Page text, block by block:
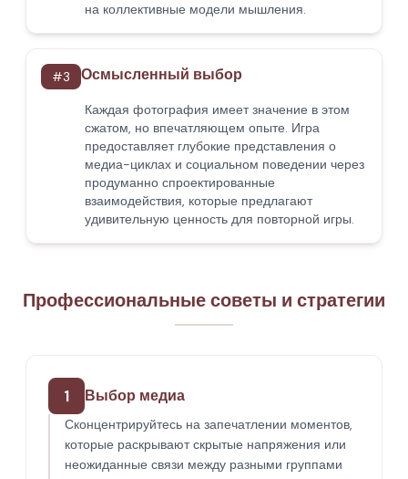
на коллективные модели мышления.
#3 Осмысленный выбор
Каждая фотография имеет значение в этом
сжатом, но впечатляющем опыте. Игра
предоставляет глубокие представления о
медиа-циклах и социальном поведении через
продуманно спроектированные
взаимодействия, которые предлагают
удивительную ценность для повторной игры.
Профессиональные советы и стратегии
1 Выбор медиа
Сконцентрируйтесь на запечатлении моментов,
которые раскрывают скрытые напряжения или
неожиданные связи между разными группами